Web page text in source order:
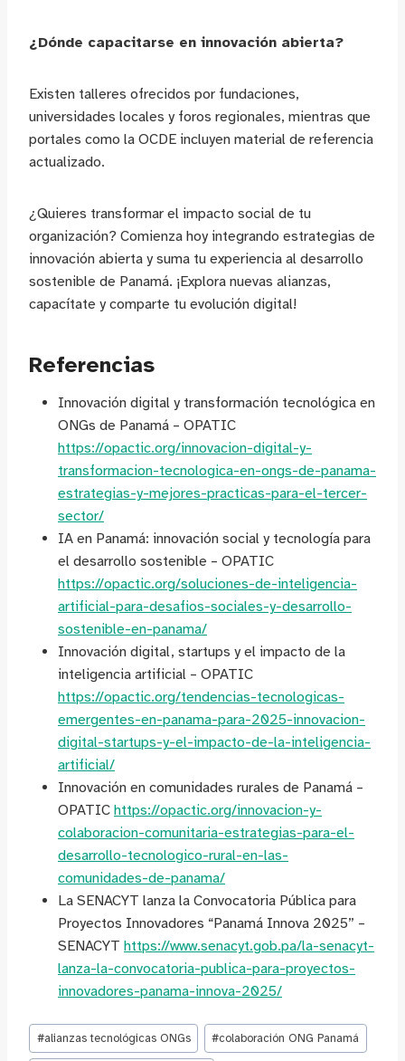
¿Dónde capacitarse en innovación abierta?
Existen talleres ofrecidos por fundaciones,
universidades locales y foros regionales, mientras que
portales como la OCDE incluyen material de referencia
actualizado.
¿Quieres transformar el impacto social de tu
organización? Comienza hoy integrando estrategias de
innovación abierta y suma tu experiencia al desarrollo
sostenible de Panamá. ¡Explora nuevas alianzas,
capacítate y comparte tu evolución digital!
Referencias
Innovación digital y transformación tecnológica en
ONGs de Panamá – OPATIC
https://opactic.org/innovacion-digital-y-
transformacion-tecnologica-en-ongs-de-panama-
estrategias-y-mejores-practicas-para-el-tercer-
sector/
IA en Panamá: innovación social y tecnología para
el desarrollo sostenible – OPATIC
https://opactic.org/soluciones-de-inteligencia-
artificial-para-desafios-sociales-y-desarrollo-
sostenible-en-panama/
Innovación digital, startups y el impacto de la
inteligencia artificial – OPATIC
https://opactic.org/tendencias-tecnologicas-
emergentes-en-panama-para-2025-innovacion-
digital-startups-y-el-impacto-de-la-inteligencia-
artificial/
Innovación en comunidades rurales de Panamá –
OPATIC https://opactic.org/innovacion-y-
colaboracion-comunitaria-estrategias-para-el-
desarrollo-tecnologico-rural-en-las-
comunidades-de-panama/
La SENACYT lanza la Convocatoria Pública para
Proyectos Innovadores “Panamá Innova 2025” –
SENACYT https://www.senacyt.gob.pa/la-senacyt-
lanza-la-convocatoria-publica-para-proyectos-
innovadores-panama-innova-2025/
Etiquetas
de
#alianzas tecnológicas ONGs #colaboración ONG Panamá